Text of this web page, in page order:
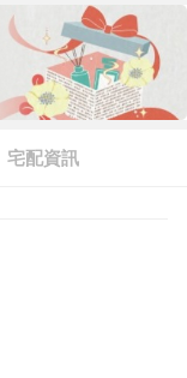
宅配資訊